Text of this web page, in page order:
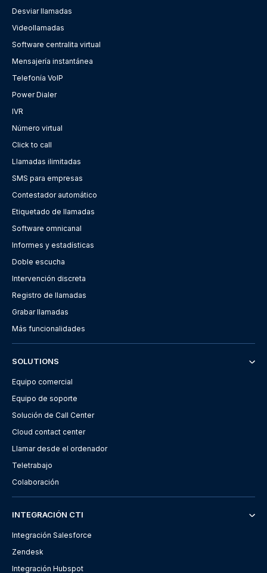
Desviar llamadas
Videollamadas
Software centralita virtual
Mensajería instantánea
Telefonía VoIP
Power Dialer
IVR
Número virtual
Click to call
Llamadas ilimitadas
SMS para empresas
Contestador automático
Etiquetado de llamadas
Software omnicanal
Informes y estadísticas
Doble escucha
Intervención discreta
Registro de llamadas
Grabar llamadas
Más funcionalidades
SOLUTIONS
Equipo comercial
Equipo de soporte
Solución de Call Center
Cloud contact center
Llamar desde el ordenador
Teletrabajo
Colaboración
INTEGRACIÓN CTI
Integración Salesforce
Zendesk
Integración Hubspot